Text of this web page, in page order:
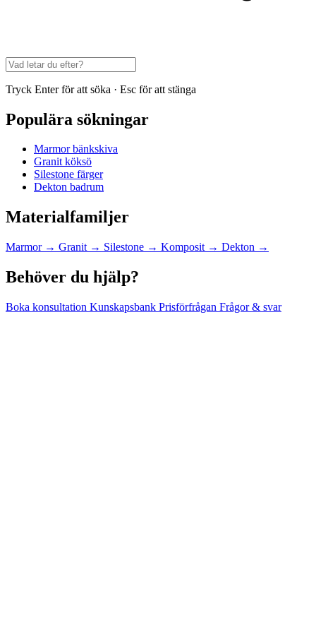
Tryck Enter för att söka · Esc för att stänga
Populära sökningar
Marmor bänkskiva
Granit köksö
Silestone färger
Dekton badrum
Materialfamiljer
Marmor → Granit → Silestone → Komposit → Dekton →
Behöver du hjälp?
Boka konsultation Kunskapsbank Prisförfrågan Frågor & svar